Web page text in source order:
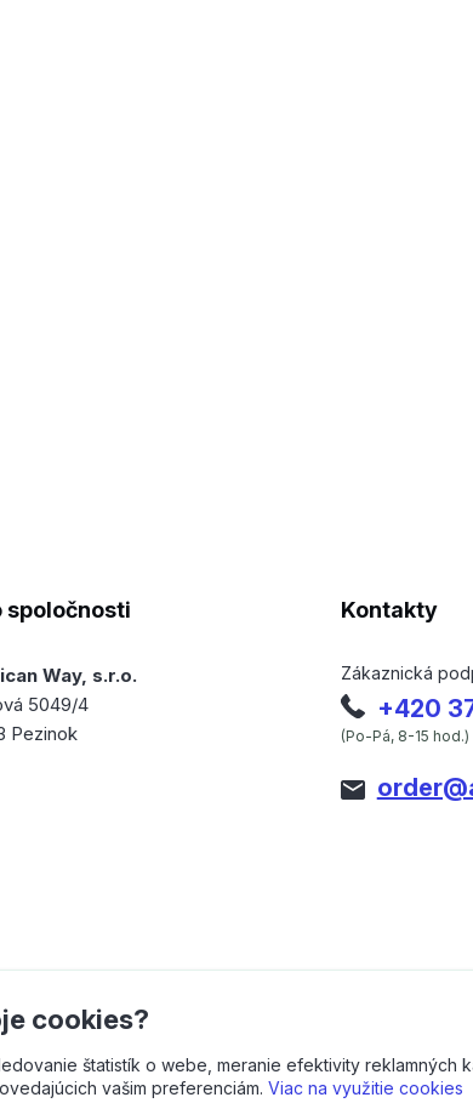
spoločnosti
Way, s.r.o.
5049/4
Pezinok
Kontakty
Zákaznická
+420
(Po-Pá, 8-15 hod.)
cookies?
štatistík o webe, meranie efektivity reklamných
vašim preferenciám. Viac na využitie cookies